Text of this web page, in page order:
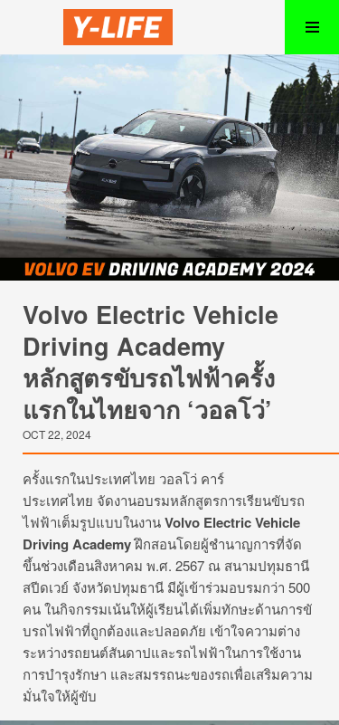
Volvo Electric Vehicle
Driving Academy
หลักสูตรขับรถไฟฟ้าครั้ง
แรกในไทยจาก ‘วอลโว่’
OCT 22, 2024
ครั้งแรกในประเทศไทย วอลโว่ คาร์
ประเทศไทย จัดงานอบรมหลักสูตรการเรียนขับรถ
ไฟฟ้าเต็มรูปแบบในงานVolvo Electric Vehicle
Driving Academyฝึกสอนโดยผู้ชำนาญการที่จัด
ขึ้นช่วงเดือนสิงหาคม พ.ศ. 2567 ณ สนามปทุมธานี
สปีดเวย์ จังหวัดปทุมธานี มีผู้เข้าร่วมอบรมกว่า 500
คน ในกิจกรรมเน้นให้ผู้เรียนได้เพิ่มทักษะด้านการขั
บรถไฟฟ้าที่ถูกต้องและปลอดภัย เข้าใจความต่าง
ระหว่างรถยนต์สันดาปและรถไฟฟ้าในการใช้งาน
การบำรุงรักษา และสมรรถนะของรถเพื่อเสริมความ
มั่นใจให้ผู้ขับ